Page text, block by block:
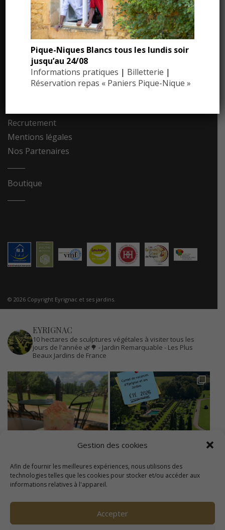
Gestion des cookies
Afin de fournir les meilleures expériences, nous utilisons des
technologies telles que les cookies pour stocker et/ou accéder aux
informations relatives à l'appareil.
Accepter
ESPACE PRESSE
Dossier de presse
Communiqués de presse
Photothèque
Recrutement
Mentions légales
Nos Partenaires
Boutique
© 2026 Copyright Eyrignac et ses jardins.
EYRIGNAC
10 hectares de sculptures végétales à visiter tous les
jours de l'année 🌿🌳 - Jardin Remarquable - Les Plus
Beaux Jardins de France
Pique-Niques Blancs tous les lundis soir
jusqu’au 24/08
Informations pratiques | Billetterie |
Réservation repas « Paniers Pique-Nique »